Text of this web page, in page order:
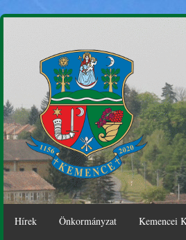
Hírek Önkormányzat Kemencei